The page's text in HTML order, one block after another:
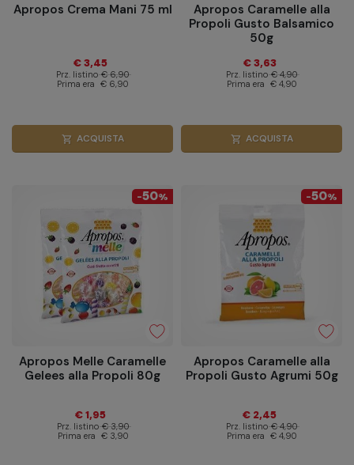
Apropos Crema Mani 75 ml
€ 3,45
Prz. listino € 6,90
Prima era € 6,90
shopping_cart ACQUISTA
Apropos Caramelle alla
Propoli Gusto Balsamico
50g
€ 3,63
Prz. listino € 4,90
Prima era € 4,90
shopping_cart ACQUISTA
-50%
Apropos Melle Caramelle
Gelees alla Propoli 80g
€ 1,95
Prz. listino € 3,90
Prima era € 3,90
-50%
Apropos Caramelle alla
Propoli Gusto Agrumi 50g
€ 2,45
Prz. listino € 4,90
Prima era € 4,90